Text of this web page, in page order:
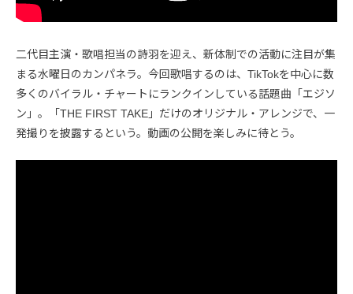
二代目主演・歌唱担当の詩羽を迎え、新体制での活動に注目が集
まる水曜日のカンパネラ。今回歌唱するのは、TikTokを中心に数
多くのバイラル・チャートにランクインしている話題曲「エジソ
ン」。「THE FIRST TAKE」だけのオリジナル・アレンジで、一
発撮りを披露するという。動画の公開を楽しみに待とう。